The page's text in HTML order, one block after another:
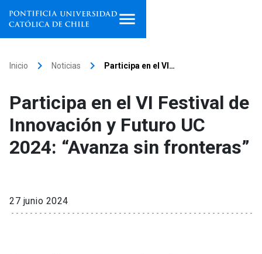
Facultades, escuelas e
institutos
Investigación
Extensión
Inicio keyboard_arrow_right Noticias keyboard_arrow_right Participa en el VI…
Participa en el VI Festival de
Innovación y Futuro UC
2024: “Avanza sin fronteras”
27 junio 2024